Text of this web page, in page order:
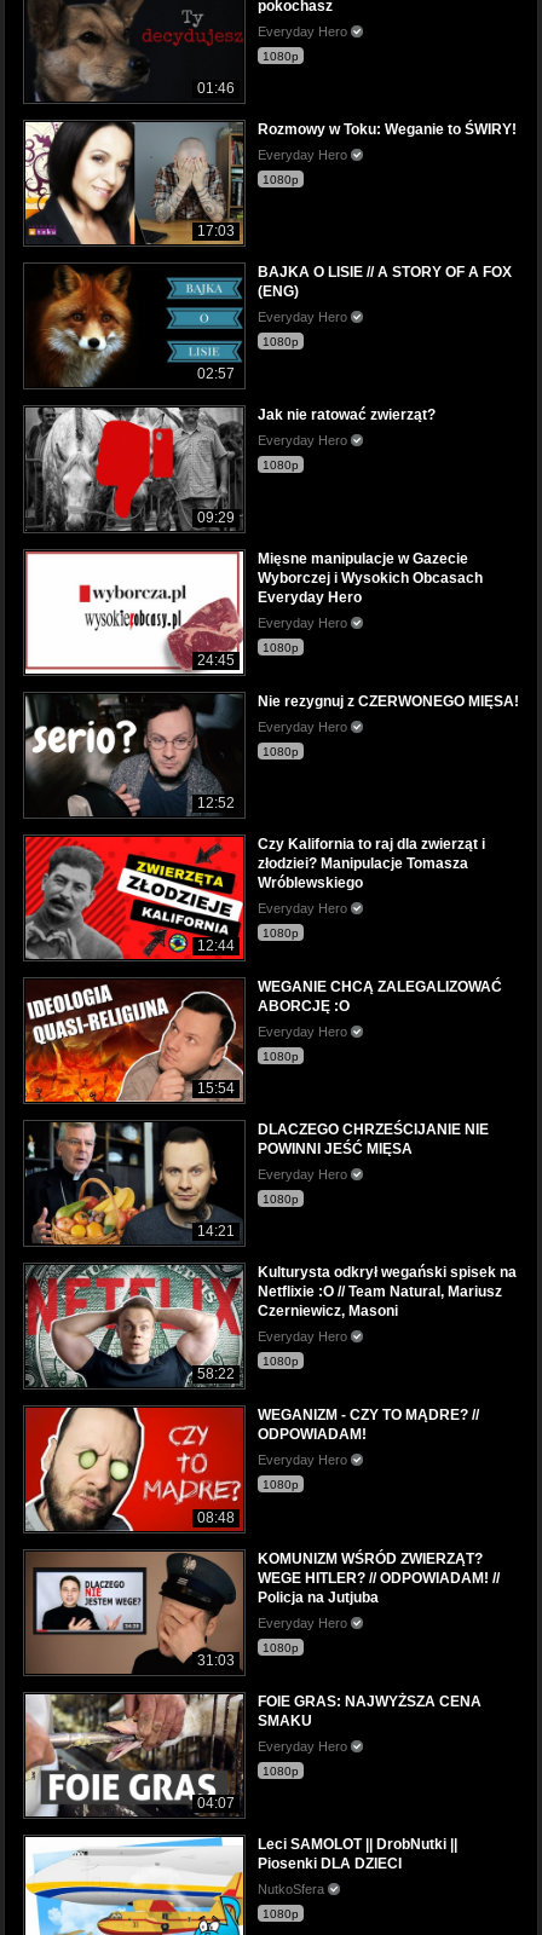
01:46
pokochasz
Everyday Hero
1080p
17:03
Rozmowy w Toku: Weganie to ŚWIRY!
Everyday Hero
1080p
02:57
BAJKA O LISIE // A STORY OF A FOX
(ENG)
Everyday Hero
1080p
09:29
Jak nie ratować zwierząt?
Everyday Hero
1080p
24:45
Mięsne manipulacje w Gazecie
Wyborczej i Wysokich Obcasach
Everyday Hero
Everyday Hero
1080p
12:52
Nie rezygnuj z CZERWONEGO MIĘSA!
Everyday Hero
1080p
12:44
Czy Kalifornia to raj dla zwierząt i
złodziei? Manipulacje Tomasza
Wróblewskiego
Everyday Hero
1080p
15:54
WEGANIE CHCĄ ZALEGALIZOWAĆ
ABORCJĘ :O
Everyday Hero
1080p
14:21
DLACZEGO CHRZEŚCIJANIE NIE
POWINNI JEŚĆ MIĘSA
Everyday Hero
1080p
58:22
Kulturysta odkrył wegański spisek na
Netflixie :O // Team Natural, Mariusz
Czerniewicz, Masoni
Everyday Hero
1080p
08:48
WEGANIZM - CZY TO MĄDRE? //
ODPOWIADAM!
Everyday Hero
1080p
31:03
KOMUNIZM WŚRÓD ZWIERZĄT?
WEGE HITLER? // ODPOWIADAM! //
Policja na Jutjuba
Everyday Hero
1080p
04:07
FOIE GRAS: NAJWYŻSZA CENA
SMAKU
Everyday Hero
1080p
Leci SAMOLOT || DrobNutki ||
Piosenki DLA DZIECI
NutkoSfera
1080p